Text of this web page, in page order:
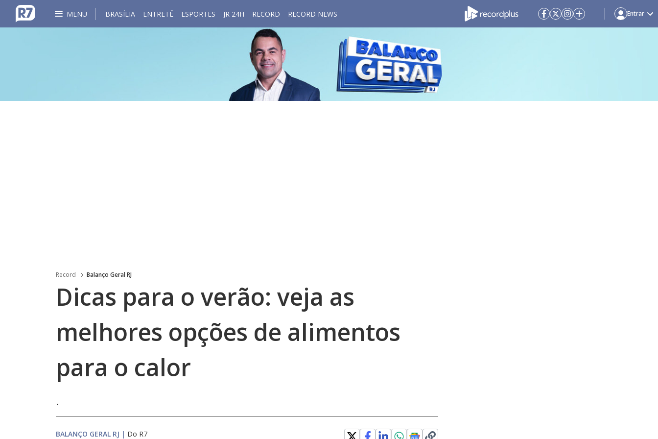
MENU BRASÍLIA ENTRETÊ ESPORTES JR 24H RECORD RECORD NEWS Entrar
Record Balanço Geral RJ
Dicas para o verão: veja as
melhores opções de alimentos
para o calor
.
BALANÇO GERAL RJ | Do R7